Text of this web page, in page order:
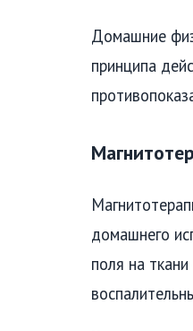
Домашние
принципа
домашнего
поля на